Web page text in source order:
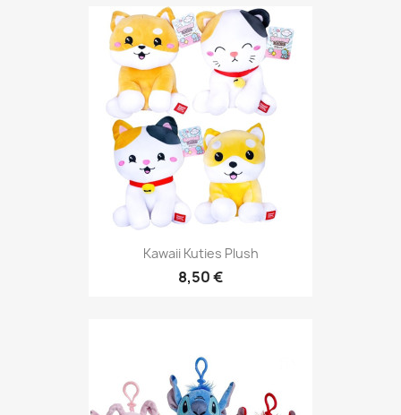
Kawaii Kuties Plush
8,50 €